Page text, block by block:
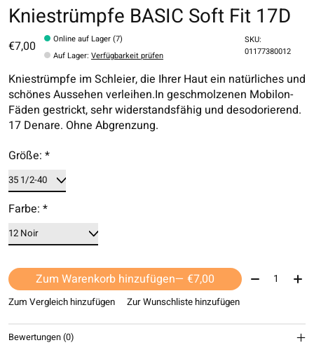
Kniestrümpfe BASIC Soft Fit 17D
€7,00
Online auf Lager (7)
Auf Lager:Verfügbarkeit prüfen
SKU:
01177380012
Kniestrümpfe im Schleier, die Ihrer Haut ein natürliches und
schönes Aussehen verleihen.In geschmolzenen Mobilon-
Fäden gestrickt, sehr widerstandsfähig und desodorierend.
17 Denare. Ohne Abgrenzung.
Größe: *
Farbe: *
Zum Warenkorb hinzufügen — €7,00 Menge:
Zum Vergleich hinzufügen Zur Wunschliste hinzufügen
Bewertungen (0)